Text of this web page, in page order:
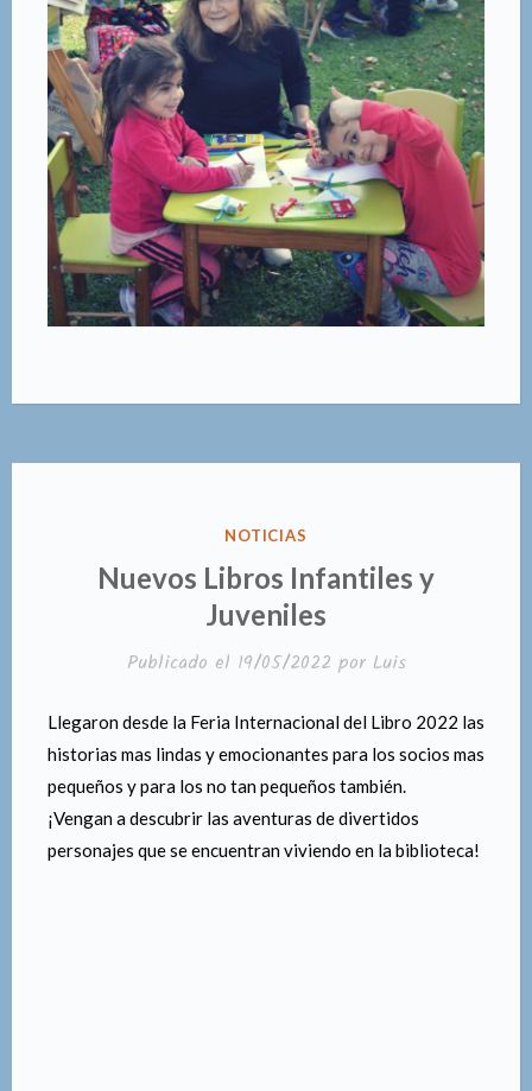
PUBLICADO
NOTICIAS
Nuevos Libros Infantiles y
Juveniles
Publicado el 19/05/2022 por Luis
Llegaron desde la Feria Internacional del Libro 2022 las
historias mas lindas y emocionantes para los socios mas
pequeños y para los no tan pequeños también.
¡Vengan a descubrir las aventuras de divertidos
personajes que se encuentran viviendo en la biblioteca!